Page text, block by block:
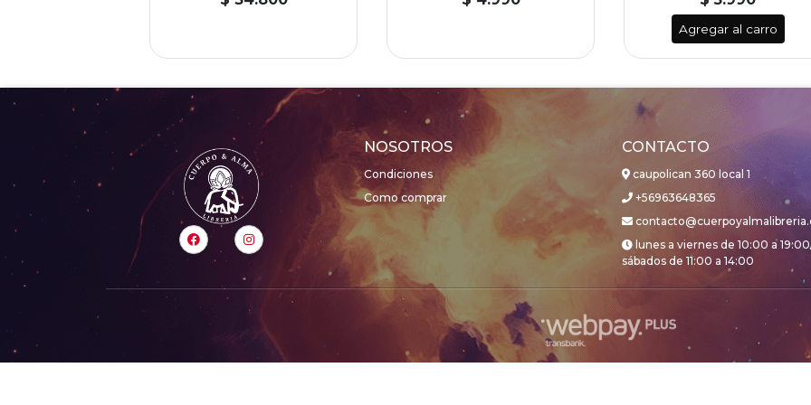
Agregar al carro
NOSOTROS
Condiciones
Como comprar
CONTACTO
caupolican 360 local 1
+56963648365
lunes a viernes de 10:00 a
sábados de 11:00 a 14:00